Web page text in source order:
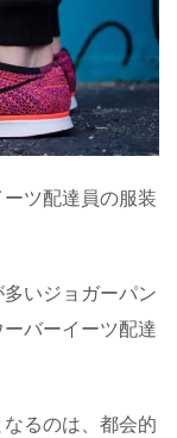
ツ配達員の服装
いジョガーパン
バーイーツ配達
るのは、都会的